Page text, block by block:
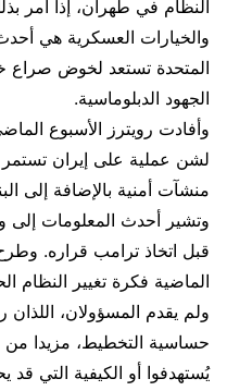
النظام في طهران، إذا أمر
والخيارات العسكرية هي
المتحدة تستعد لخوض
الجهود الدبلوماسية.
وأفادت رويترز الأسبوع
لشن عملية على إيران
منشآت أمنية بالإضافة إلى
وتشير أحدث المعلومات إلى
قبل اتخاذ ترامب قراره. وطرح
الماضية فكرة تغيير النظام
ولم يقدم المسؤولان،
حساسية التخطيط، مزيدا من
يُستهدفوا أو الكيفية التي قد